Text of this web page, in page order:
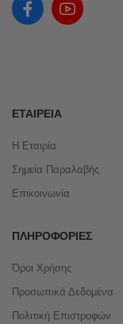
ΕΤΑΙΡΕΊΑ
Η Εταιρία
Σημεία Παραλαβής
Επικοινωνία
ΠΛΗΡΟΦΟΡΊΕΣ
Όροι Χρήσης
Προσωπικά Δεδομένα
Πολιτική Επιστροφών